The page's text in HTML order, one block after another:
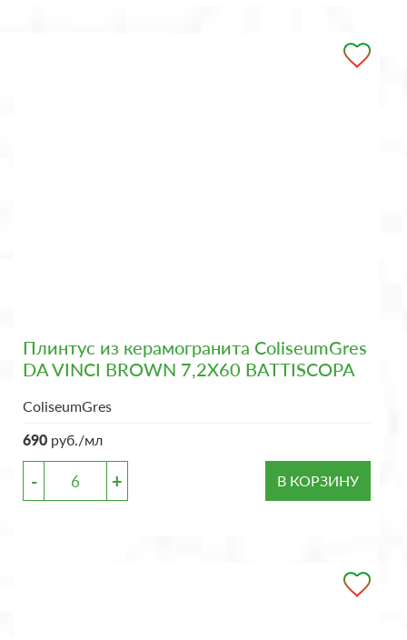
Плинтус из керамогранита ColiseumGres
DA VINCI BROWN 7,2X60 BATTISCOPA
ColiseumGres
690 руб./мл
- + В КОРЗИНУ